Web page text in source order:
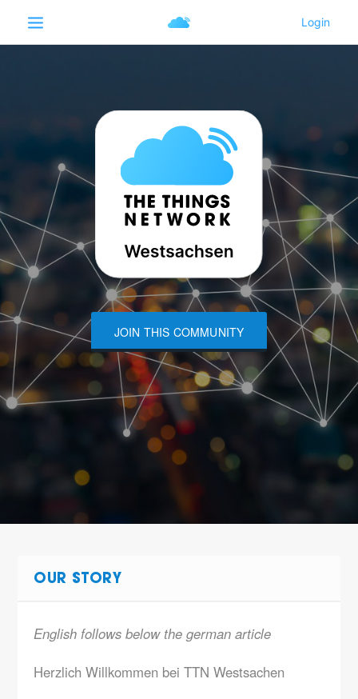
JOIN THIS COMMUNITY
OUR STORY
English follows below the german article
Herzlich Willkommen bei TTN Westsachen